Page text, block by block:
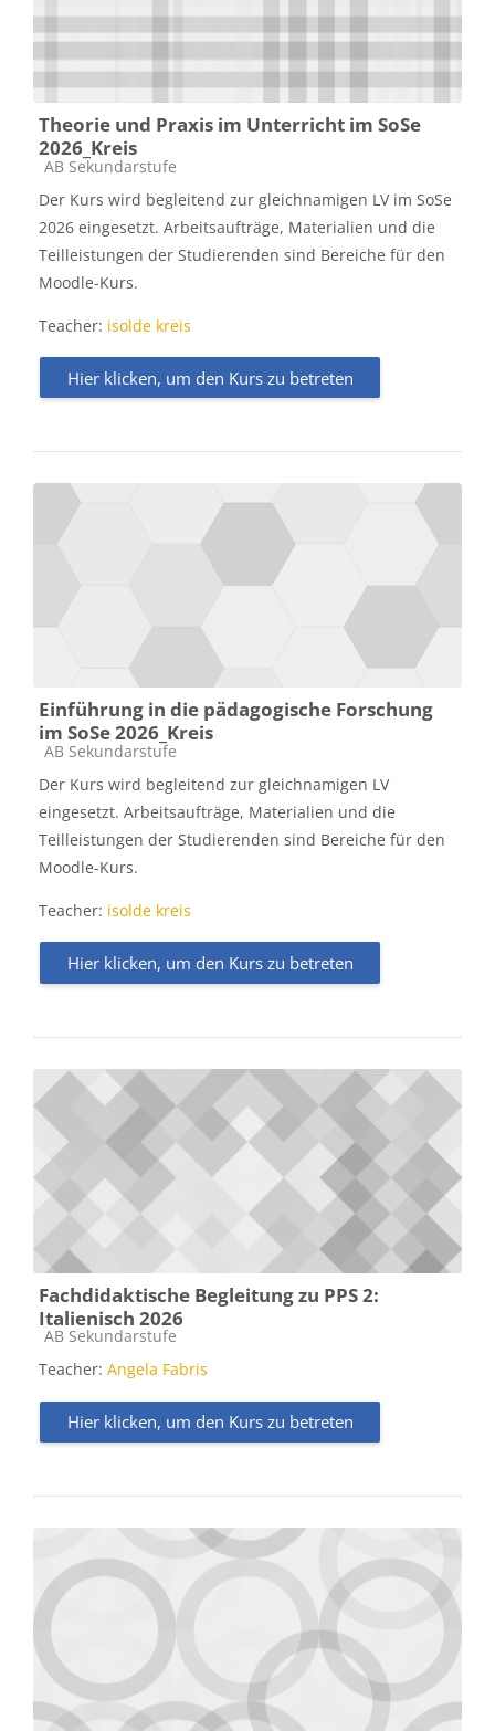
Theorie und Praxis im Unterricht im SoSe
2026_Kreis
Kursbereich
AB Sekundarstufe
Der Kurs wird begleitend zur gleichnamigen LV im SoSe
2026 eingesetzt. Arbeitsaufträge, Materialien und die
Teilleistungen der Studierenden sind Bereiche für den
Moodle-Kurs.
Teacher: isolde kreis
Hier klicken, um den Kurs zu betreten
Einführung in die pädagogische Forschung
im SoSe 2026_Kreis
Kursbereich
AB Sekundarstufe
Der Kurs wird begleitend zur gleichnamigen LV
eingesetzt. Arbeitsaufträge, Materialien und die
Teilleistungen der Studierenden sind Bereiche für den
Moodle-Kurs.
Teacher: isolde kreis
Hier klicken, um den Kurs zu betreten
Fachdidaktische Begleitung zu PPS 2:
Italienisch 2026
Kursbereich
AB Sekundarstufe
Teacher: Angela Fabris
Hier klicken, um den Kurs zu betreten